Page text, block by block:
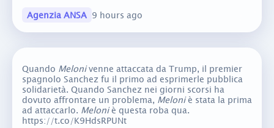
Agenzia ANSA 9 hours ago
Quando Melonivenne attaccata da Trump, il premier
spagnolo Sanchez fu il primo ad esprimerle pubblica
solidarietà. Quando Sanchez nei giorni scorsi ha
dovuto affrontare un problema, Meloniè stata la prima
ad attaccarlo. Meloniè questa roba qua.
https://t.co/K9HdsRPUNt